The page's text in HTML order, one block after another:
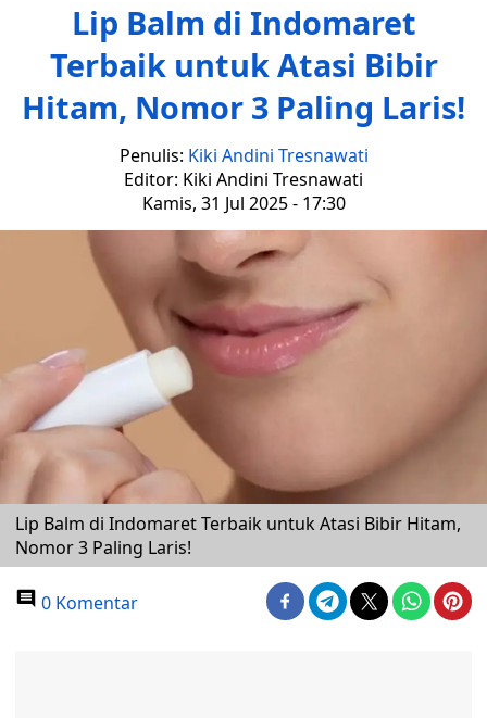
Lip Balm di Indomaret
Terbaik untuk Atasi Bibir
Hitam, Nomor 3 Paling Laris!
Penulis: Kiki Andini Tresnawati
Editor: Kiki Andini Tresnawati
Kamis, 31 Jul 2025 - 17:30
Lip Balm di Indomaret Terbaik untuk Atasi Bibir Hitam,
Nomor 3 Paling Laris!
0 Komentar